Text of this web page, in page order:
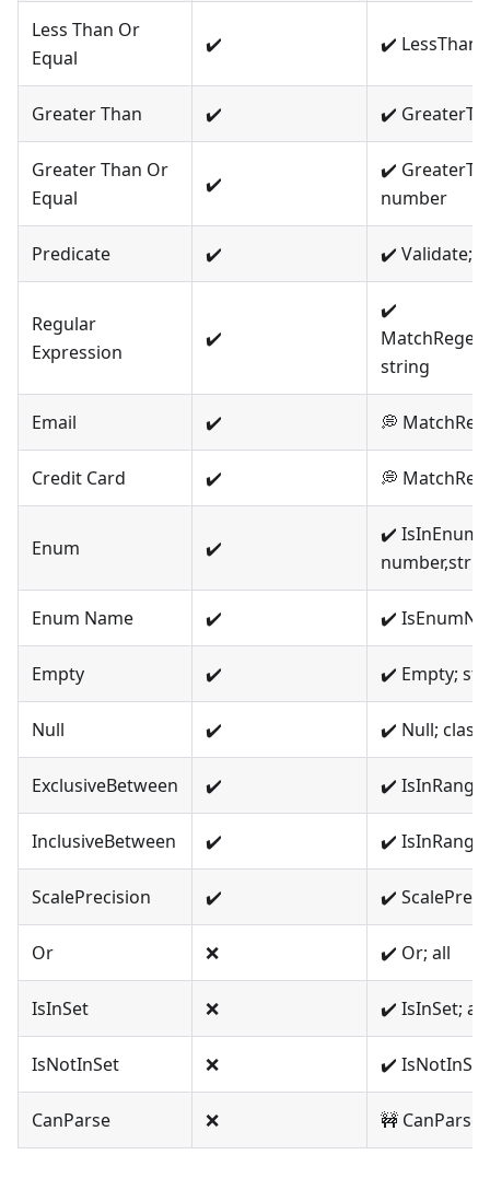
Less Than Or
Equal
✔️ ✔️
Greater Than ✔️ ✔️
Greater Than Or
Equal
✔️
✔️
number
Predicate ✔️ ✔️ Validate;
Regular
Expression
✔️
✔️
string
Email ✔️ 💭
Credit Card ✔️ 💭
Enum ✔️
✔️ IsInEnum;
Enum Name ✔️ ✔️
Empty ✔️ ✔️ Empty;
Null ✔️ ✔️ Null; class
ExclusiveBetween ✔️ ✔️
InclusiveBetween ✔️ ✔️
ScalePrecision ✔️ ✔️
Or ❌ ✔️ Or; all
IsInSet ❌ ✔️ IsInSet; all
IsNotInSet ❌ ✔️
CanParse ❌ 🚧